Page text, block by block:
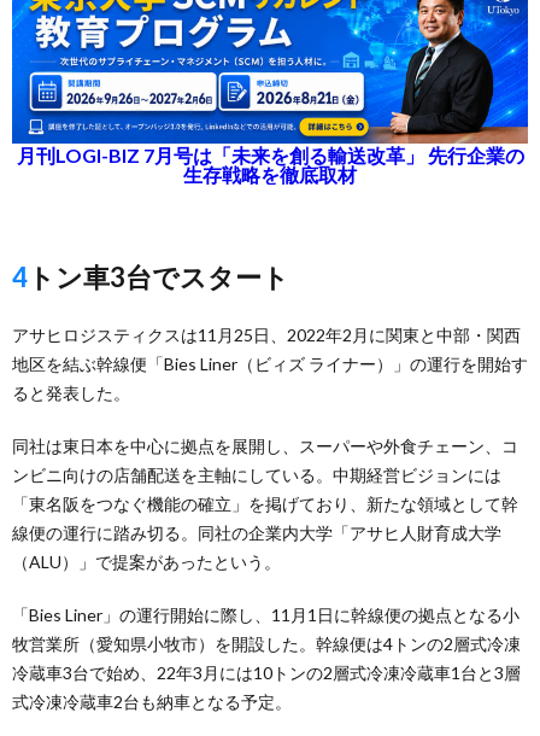
月刊LOGI-BIZ 7月号は「未来を創る輸送改革」 先行企業の
生存戦略を徹底取材
4トン車3台でスタート
アサヒロジスティクスは11月25日、2022年2月に関東と中部・関西
地区を結ぶ幹線便「Bies Liner（ビィズ ライナー）」の運行を開始す
ると発表した。
同社は東日本を中心に拠点を展開し、スーパーや外食チェーン、コ
ンビニ向けの店舗配送を主軸にしている。中期経営ビジョンには
「東名阪をつなぐ機能の確立」を掲げており、新たな領域として幹
線便の運行に踏み切る。同社の企業内大学「アサヒ人財育成大学
（ALU）」で提案があったという。
「Bies Liner」の運行開始に際し、11月1日に幹線便の拠点となる小
牧営業所（愛知県小牧市）を開設した。幹線便は4トンの2層式冷凍
冷蔵車3台で始め、22年3月には10トンの2層式冷凍冷蔵車1台と3層
式冷凍冷蔵車2台も納車となる予定。